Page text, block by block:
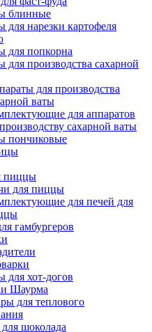
блинные
для нарезки картофеля
для попкорна
для производства сахарной
для производства
ваты
для аппаратов
сахарной ваты
пончиковые
пиццы
для пиццы
для печей для
гамбургеров
для хот-догов
Шаурма
для теплового
шоколада